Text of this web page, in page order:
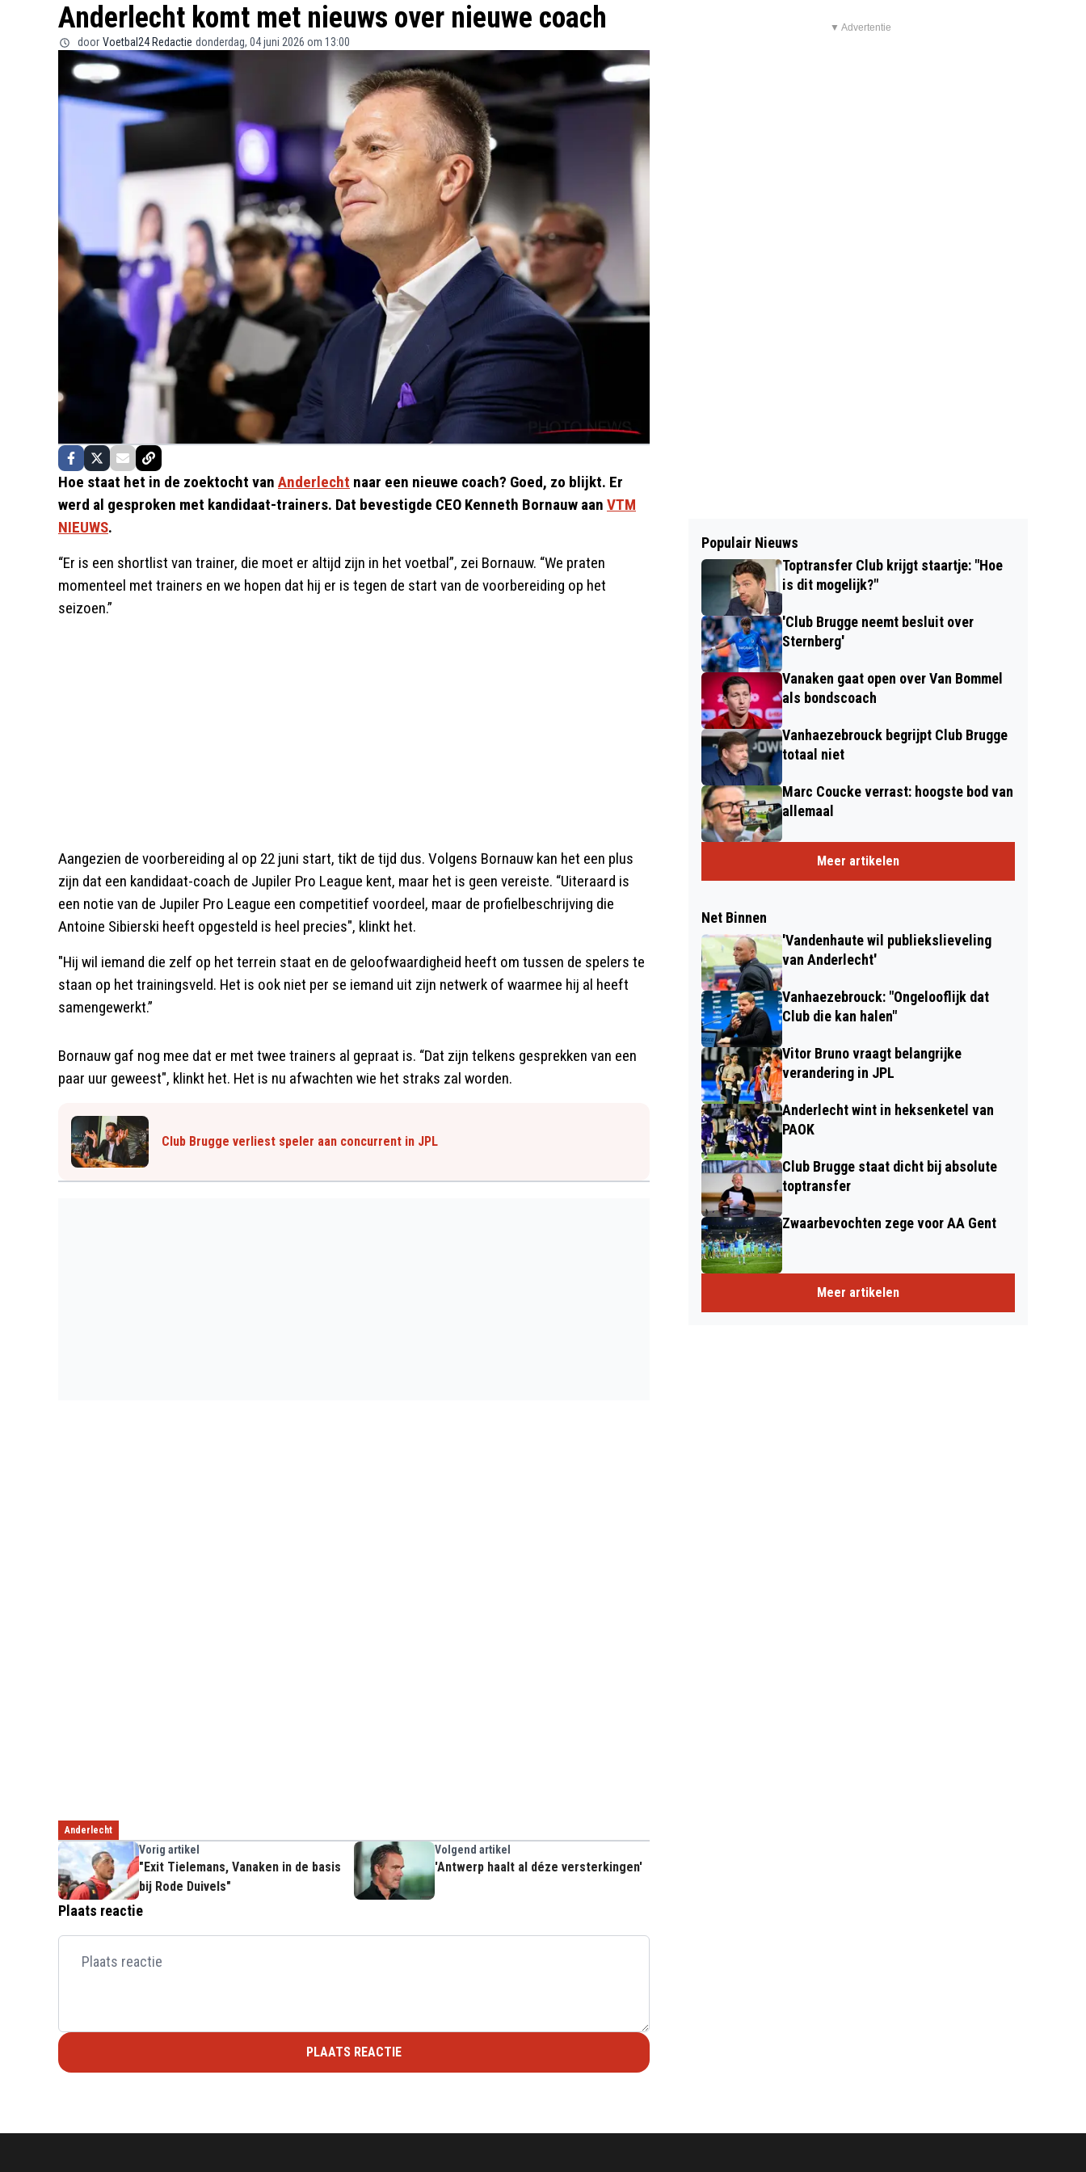
Anderlecht komt met nieuws over nieuwe coach
door Voetbal24 Redactie donderdag, 04 juni 2026 om 13:00
Hoe staat het in de zoektocht van Anderlecht naar een nieuwe coach? Goed, zo blijkt. Er
werd al gesproken met kandidaat-trainers. Dat bevestigde CEO Kenneth Bornauw aan VTM
NIEUWS.
“Er is een shortlist van trainer, die moet er altijd zijn in het voetbal”, zei Bornauw. “We praten
momenteel met trainers en we hopen dat hij er is tegen de start van de voorbereiding op het
seizoen.”
Aangezien de voorbereiding al op 22 juni start, tikt de tijd dus. Volgens Bornauw kan het een plus
zijn dat een kandidaat-coach de Jupiler Pro League kent, maar het is geen vereiste. “Uiteraard is
een notie van de Jupiler Pro League een competitief voordeel, maar de profielbeschrijving die
Antoine Sibierski heeft opgesteld is heel precies", klinkt het.
"Hij wil iemand die zelf op het terrein staat en de geloofwaardigheid heeft om tussen de spelers te
staan op het trainingsveld. Het is ook niet per se iemand uit zijn netwerk of waarmee hij al heeft
samengewerkt.”
Bornauw gaf nog mee dat er met twee trainers al gepraat is. “Dat zijn telkens gesprekken van een
paar uur geweest", klinkt het. Het is nu afwachten wie het straks zal worden.
Club Brugge verliest speler aan concurrent in JPL
Anderlecht
Vorig artikel
"Exit Tielemans, Vanaken in de basis
bij Rode Duivels"
Volgend artikel
'Antwerp haalt al déze versterkingen'
Plaats reactie
PLAATS REACTIE
▼ Advertentie
Populair Nieuws
Toptransfer Club krijgt staartje: "Hoe
is dit mogelijk?"
'Club Brugge neemt besluit over
Sternberg'
Vanaken gaat open over Van Bommel
als bondscoach
Vanhaezebrouck begrijpt Club Brugge
totaal niet
Marc Coucke verrast: hoogste bod van
allemaal
Meer artikelen
Net Binnen
'Vandenhaute wil publiekslieveling
van Anderlecht'
Vanhaezebrouck: "Ongelooflijk dat
Club die kan halen"
Vitor Bruno vraagt belangrijke
verandering in JPL
Anderlecht wint in heksenketel van
PAOK
Club Brugge staat dicht bij absolute
toptransfer
Zwaarbevochten zege voor AA Gent
Meer artikelen